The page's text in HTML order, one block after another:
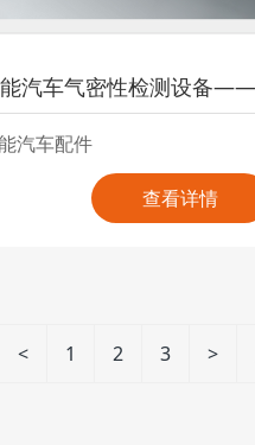
汽车配件
查看详情
< 1 2 3 >